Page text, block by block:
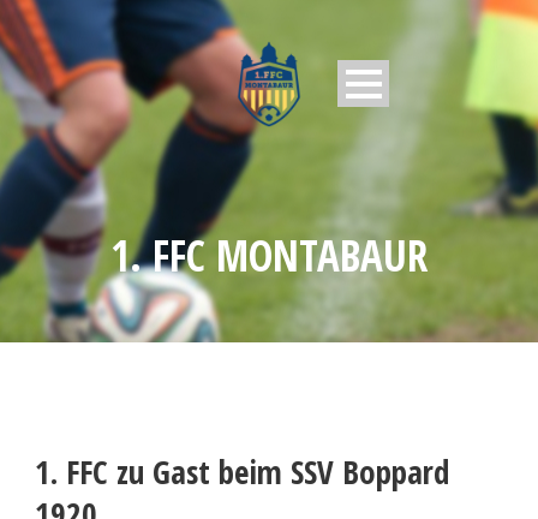
1. FFC MONTABAUR
1. FFC zu Gast beim SSV Boppard